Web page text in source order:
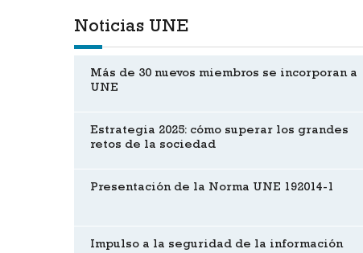
Noticias UNE
Más de 30 nuevos miembros se incorporan a
UNE
Estrategia 2025: cómo superar los grandes
retos de la sociedad
Presentación de la Norma UNE 192014-1
Impulso a la seguridad de la información